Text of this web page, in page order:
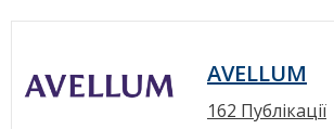
AVELLUM
162 Публікації